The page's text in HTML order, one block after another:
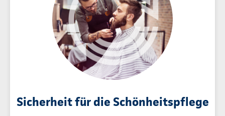
Sicherheit für die Schönheitspflege